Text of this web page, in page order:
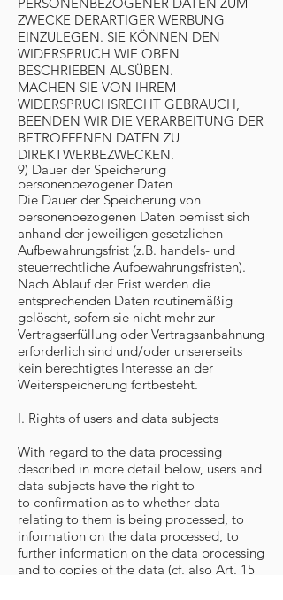
ZWECKE DERARTIGER WERBUNG
EINZULEGEN. SIE KÖNNEN DEN
WIDERSPRUCH WIE OBEN
BESCHRIEBEN AUSÜBEN.
MACHEN SIE VON IHREM
WIDERSPRUCHSRECHT GEBRAUCH,
BEENDEN WIR DIE VERARBEITUNG DER
BETROFFENEN DATEN ZU
DIREKTWERBEZWECKEN.
9) Dauer der Speicherung
personenbezogener Daten
Die Dauer der Speicherung von
personenbezogenen Daten bemisst sich
anhand der jeweiligen gesetzlichen
Aufbewahrungsfrist (z.B. handels- und
steuerrechtliche Aufbewahrungsfristen).
Nach Ablauf der Frist werden die
entsprechenden Daten routinemäßig
gelöscht, sofern sie nicht mehr zur
Vertragserfüllung oder Vertragsanbahnung
erforderlich sind und/oder unsererseits
kein berechtigtes Interesse an der
Weiterspeicherung fortbesteht.
I. Rights of users and data subjects
With regard to the data processing
described in more detail below, users and
data subjects have the right to
to confirmation as to whether data
relating to them is being processed, to
information on the data processed, to
further information on the data processing
and to copies of the data (cf. also Art. 15